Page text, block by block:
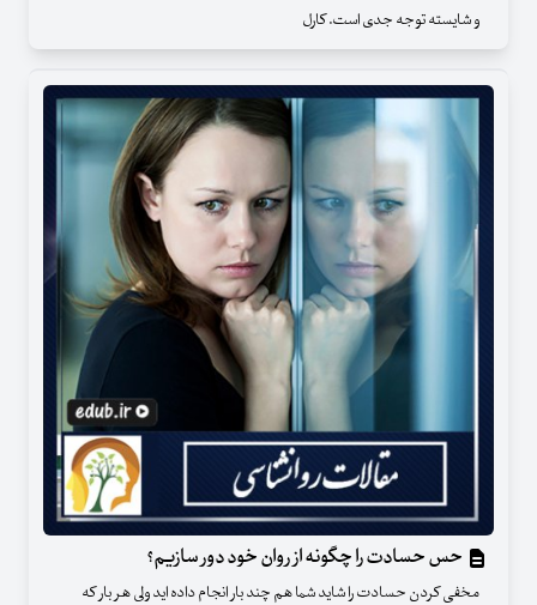
و شایسته توجه جدی است. کارل
حس حسادت را چگونه از روان خود دور سازیم؟
مخفی کردن حسادت را شاید شما هم چند بار انجام داده اید ولی هر بار که